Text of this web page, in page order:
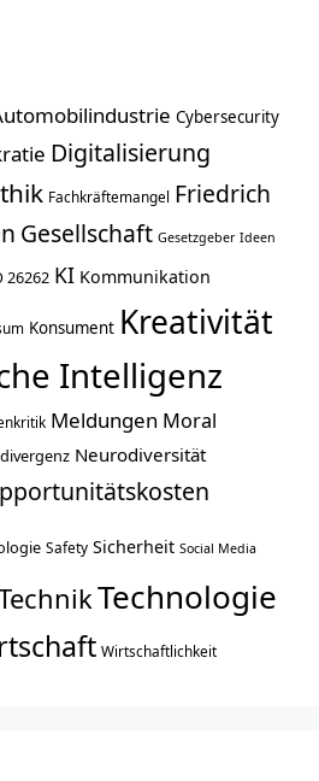
Cybersecurity
Digitalisierung
Fachkräftemangel Friedrich
Gesellschaft Gesetzgeber Ideen
26262 KI Kommunikation
Konsument Kreativität
Intelligenz
Meldungen Moral
Neurodiversität
Safety Sicherheit Social Media
Technologie
Wirtschaftlichkeit